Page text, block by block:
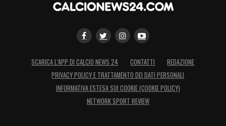
SCARICA L’APP DI CALCIO NEWS 24 CONTATTI
REDAZIONE
PRIVACY POLICY E TRATTAMENTO DEI DATI PERSONALI
INFORMATIVA ESTESA SUI COOKIE (COOKIE POLICY)
NETWORK SPORT REVIEW